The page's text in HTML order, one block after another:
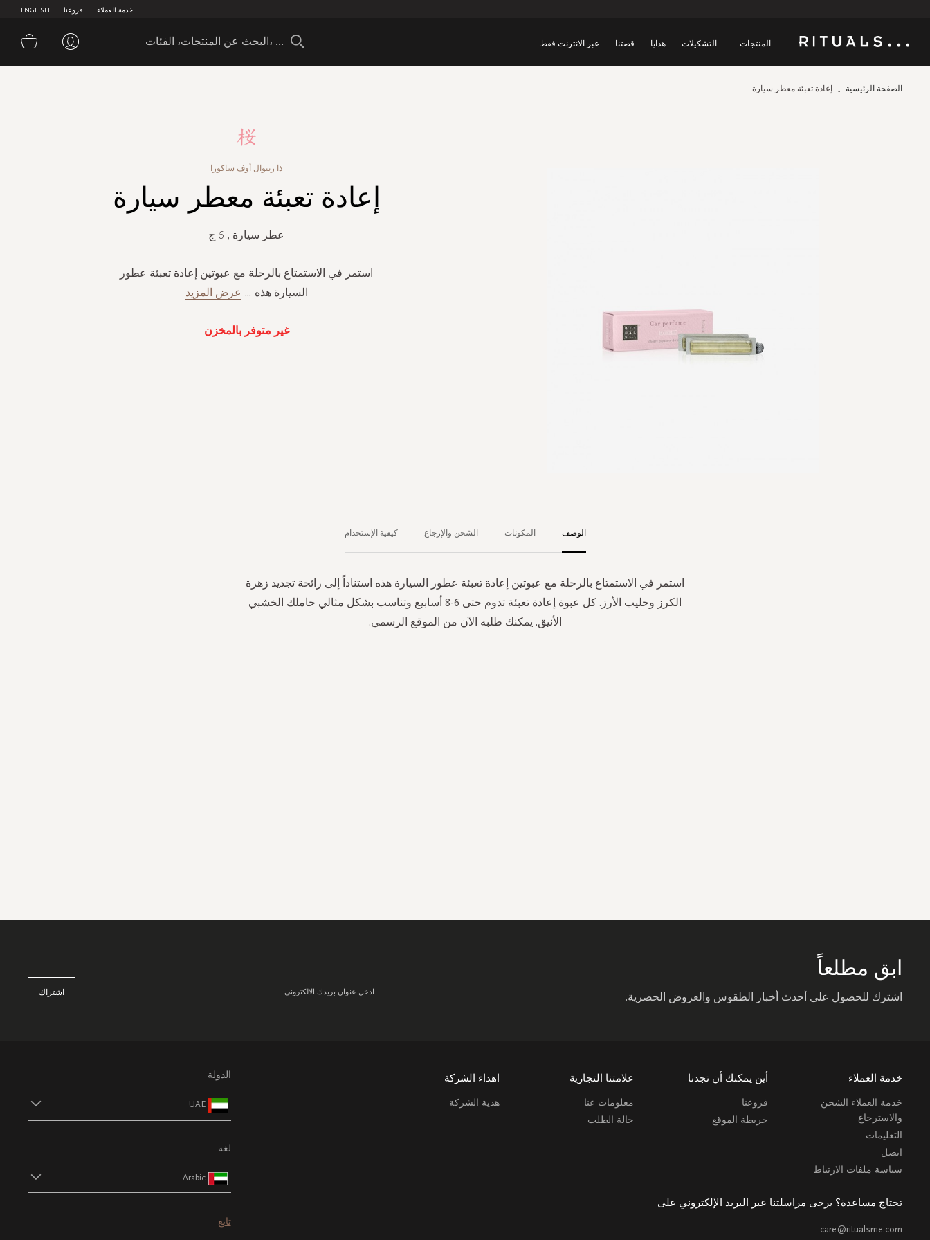
ENGLISH فروعنا خدمة العملاء
المنتجات التشكيلات هدايا قصتنا عبر الانترنت فقط سلة
الصفحة الرئيسية إعادة تعبئة معطر سيارة
ذا ريتوال أوف ساكورا
إعادة تعبئة معطر سيارة
عطر سيارة , 6 ج
استمر في الاستمتاع بالرحلة مع عبوتين إعادة تعبئة عطور
السيارة هذه ... عرض المزيد
غير متوفر بالمخزن
الوصف
استمر في الاستمتاع بالرحلة مع عبوتين إعادة تعبئة عطور السيارة هذه استناداً إلى رائحة تجديد زهرة
الكرز وحليب الأرز. كل عبوة إعادة تعبئة تدوم حتى 6-8 أسابيع وتناسب بشكل مثالي حاملك الخشبي
الأنيق. يمكنك طلبه الآن من الموقع الرسمي.
المكونات الشحن والإرجاع كيفية الإستخدام
ابق مطلعاً
اشترك للحصول على أحدث أخبار الطقوس والعروض الحصرية. اشتراك
خدمة العملاء
خدمة العملاء الشحن
والاسترجاع
التعليمات
اتصل
سياسة ملفات الارتباط
أين يمكنك أن تجدنا
فروعنا
خريطة الموقع
علامتنا التجارية
معلومات عنا
حالة الطلب
اهداء الشركة
هدية الشركة
تحتاج مساعدة؟ يرجى مراسلتنا عبر البريد الإلكتروني على
care@ritualsme.com
الدولة
UAE
لغة
Arabic
تابع